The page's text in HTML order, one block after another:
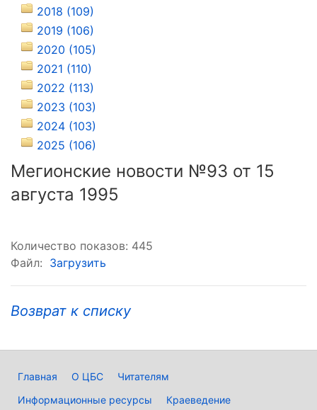
2018 (109)
2019 (106)
2020 (105)
2021 (110)
2022 (113)
2023 (103)
2024 (103)
2025 (106)
Мегионские новости №93 от 15
августа 1995
Количество показов: 445
Файл: Загрузить
Возврат к списку
Главная О ЦБС
Читателям
Информационные ресурсы
Краеведение